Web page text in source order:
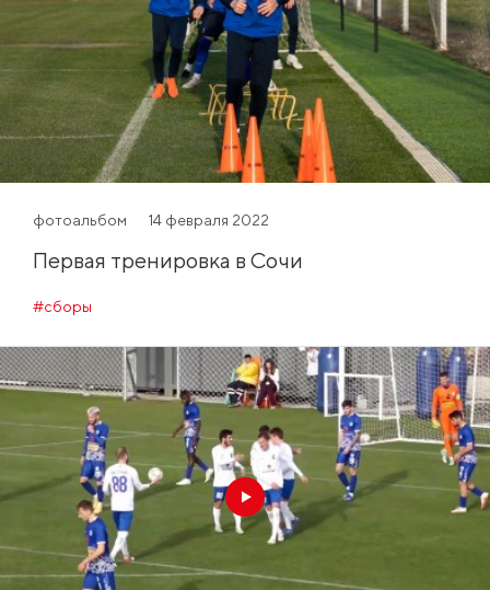
фотоальбом 14 февраля 2022
Первая тренировка в Сочи
#сборы